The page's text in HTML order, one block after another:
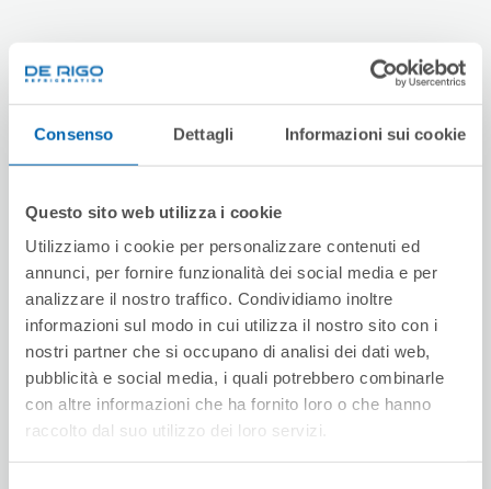
Consenso Dettagli Informazioni sui cookie
Questo sito web utilizza i cookie
Utilizziamo i cookie per personalizzare contenuti ed
annunci, per fornire funzionalità dei social media e per
analizzare il nostro traffico. Condividiamo inoltre
informazioni sul modo in cui utilizza il nostro sito con i
nostri partner che si occupano di analisi dei dati web,
pubblicità e social media, i quali potrebbero combinarle
con altre informazioni che ha fornito loro o che hanno
raccolto dal suo utilizzo dei loro servizi.